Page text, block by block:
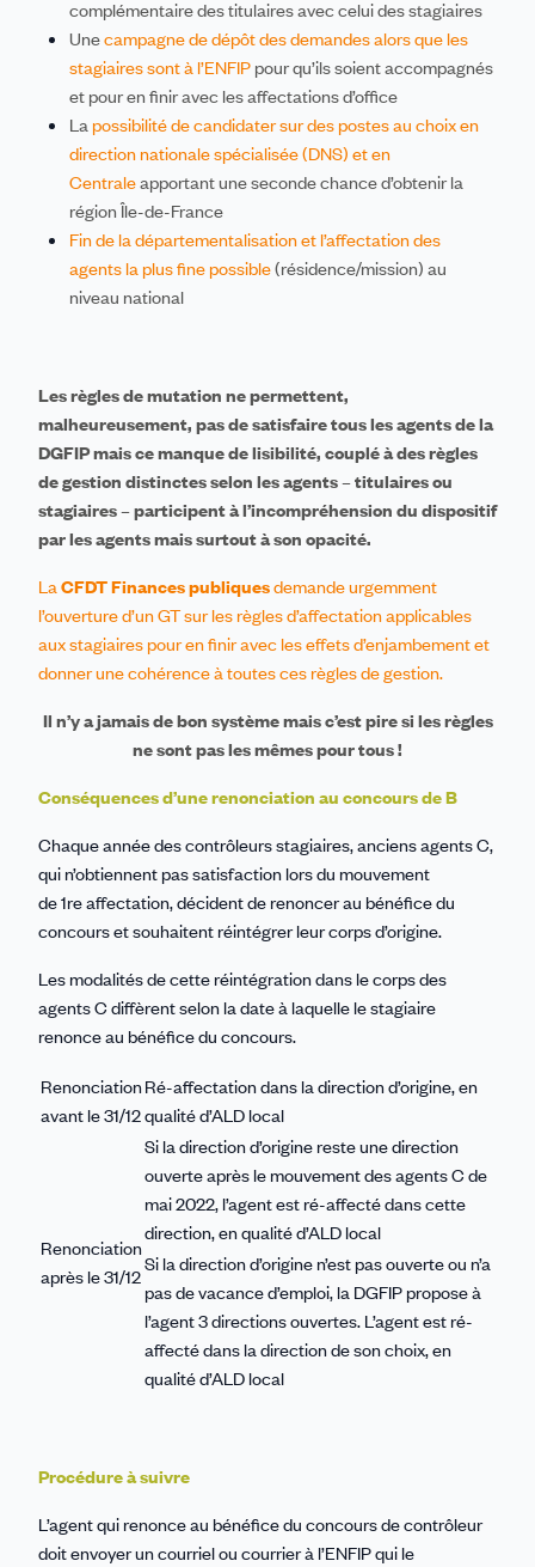
complémentaire des titulaires avec celui des stagiaires
Unecampagne de dépôt des demandes alors que les
stagiaires sont à l’ENFIP pour qu’ils soient accompagnés
et pour en finir avec les affectations d’office
Lapossibilité de candidater sur des postes au choix en
direction nationale spécialisée (DNS) et en
Centraleapportant une seconde chance d’obtenir la
région Île-de-France
Fin de la départementalisation et l’affectation des
agents la plus fine possible(résidence/mission) au
niveau national
Les règles de mutation ne permettent,
malheureusement, pas de satisfaire tous les agents de la
DGFIP mais ce manque de lisibilité, couplé à des règles
de gestion distinctes selon les agents – titulaires ou
stagiaires – participent à l’incompréhension du dispositif
par les agents mais surtout à son opacité.
LaCFDT Finances publiquesdemande urgemment
l’ouverture d’un GT sur les règles d’affectation applicables
aux stagiaires pour en finir avec les effets d’enjambement et
donner une cohérence à toutes ces règles de gestion.
Il n’y a jamais de bon système mais c’est pire si les règles
ne sont pas les mêmes pour tous !
Conséquences d’une renonciation au concours de B
Chaque année des contrôleurs stagiaires, anciens agents C,
qui n’obtiennent pas satisfaction lors du mouvement
de 1re affectation, décident de renoncer au bénéfice du
concours et souhaitent réintégrer leur corps d’origine.
Les modalités de cette réintégration dans le corps des
agents C diffèrent selon la date à laquelle le stagiaire
renonce au bénéfice du concours.
Renonciation
avant le 31/12
Ré-affectation dans la direction d’origine, en
qualité d’ALD local
Renonciation
après le 31/12
Si la direction d’origine reste une direction
ouverte après le mouvement des agents C de
mai 2022, l’agent est ré-affecté dans cette
direction, en qualité d’ALD local
Si la direction d’origine n’est pas ouverte ou n’a
pas de vacance d’emploi, la DGFIP propose à
l’agent 3 directions ouvertes. L’agent est ré-
affecté dans la direction de son choix, en
qualité d’ALD local
Procédure à suivre
L’agent qui renonce au bénéfice du concours de contrôleur
doit envoyer un courriel ou courrier à l’ENFIP qui le